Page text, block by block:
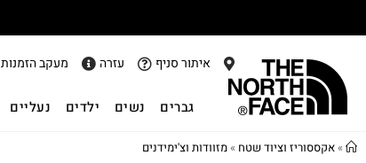
איתור סניף עזרה מעקב הזמנות
גברים נשים ילדים נעליים
»אקססוריז וציוד שטח »מזוודות וצ'ימידנים